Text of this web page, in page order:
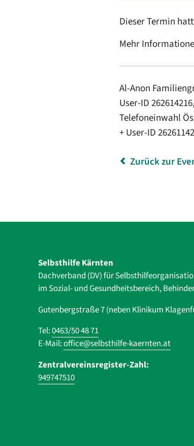
Dieser Termin
Mehr
Al-Anon
User-ID
Telefoneinwahl
+ User-ID
Zurück zur
Selbsthilfe Kärnten
Dachverband (DV) für
im Sozial- und Gesundheits­bereich,
Gutenbergstraße 7 (neben Klinikum
Tel:0463/50 48 71
E-Mail:office@selbsthilfe-kaernten.at
Zentralvereinsregister-Zahl:
949747510